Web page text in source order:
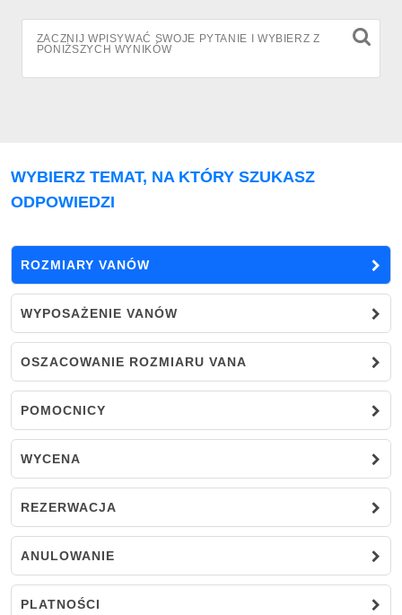
ZACZNIJ WPISYWAĆ SWOJE PYTANIE I WYBIERZ Z
PONIŻSZYCH WYNIKÓW
WYBIERZ TEMAT, NA KTÓRY SZUKASZ
ODPOWIEDZI
ROZMIARY VANÓW
WYPOSAŻENIE VANÓW
OSZACOWANIE ROZMIARU VANA
POMOCNICY
WYCENA
REZERWACJA
ANULOWANIE
PLATNOŚCI